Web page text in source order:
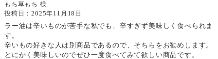
もち草もち 様
投稿日：2025年11月18日
ラー油は辛いものが苦手な私でも、辛すぎず美味しく食べられま
す。
辛いもの好きな人は別商品であるので、そちらをお勧めします。
とにかく美味しいのでぜひ一度食べてみて欲しい商品です。